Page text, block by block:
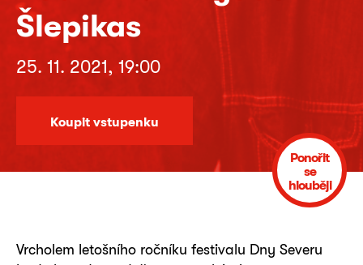
Šlepikas
25. 11. 2021, 19:00
Koupit vstupenku
Ponořit
se
hlouběji
Vrcholem letošního ročníku festivalu Dny Severu